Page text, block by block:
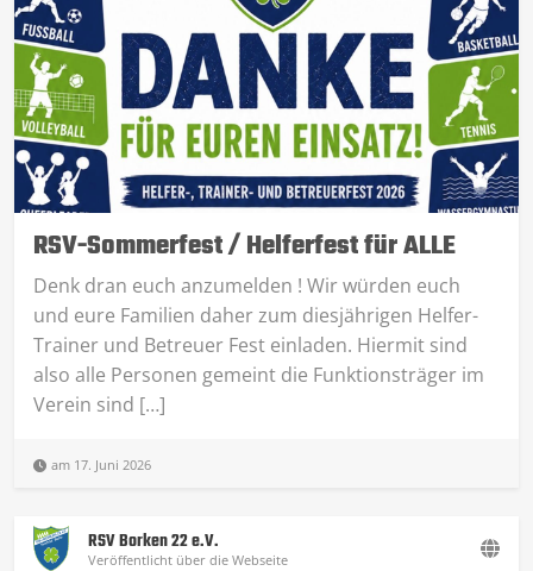
RSV-Sommerfest / Helferfest für ALLE
Denk dran euch anzumelden ! Wir würden euch
und eure Familien daher zum diesjährigen Helfer-
Trainer und Betreuer Fest einladen. Hiermit sind
also alle Personen gemeint die Funktionsträger im
Verein sind […]
am 17. Juni 2026
RSV Borken 22 e.V.
Veröffentlicht über die Webseite